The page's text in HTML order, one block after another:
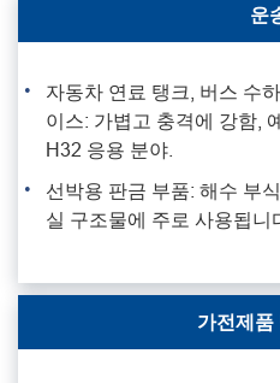
운
자동차 연료 탱크, 버스 수
이스: 가볍고 충격에 강함,
H32 응용 분야.
선박용 판금 부품: 해수 부
실 구조물에 주로 사용됩니
가전제품